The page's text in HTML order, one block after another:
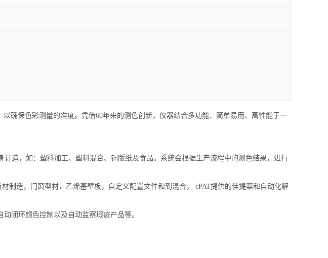
确保色彩测量的准度。凭借60年来的测色创新，仪器结合多功能、简单易用、高性能于一
，如：塑料加工、塑料混合、铜版纸及食品。系统会根据生产流程中的测色结果，进行
造，门窗型材，乙烯基壁板，自定义配置文件和到混合， cPAT提供的佳提案和自动化解
闭环颜色控制以及自动监察瑕疵产品等。